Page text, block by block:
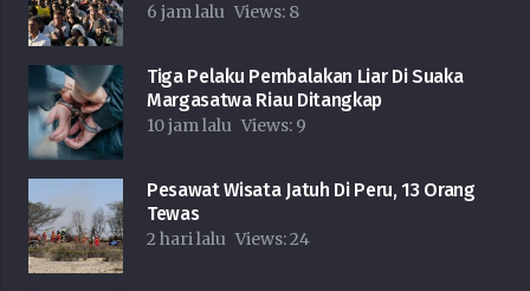
6 jam lalu Views: 8
Tiga Pelaku Pembalakan Liar Di Suaka
Margasatwa Riau Ditangkap
10 jam lalu Views: 9
Pesawat Wisata Jatuh Di Peru, 13 Orang
Tewas
2 hari lalu Views:24